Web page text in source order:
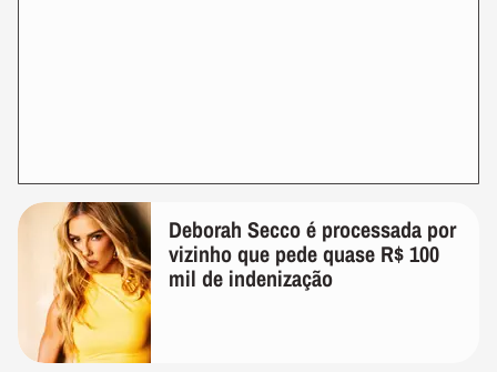
Deborah Secco é processada por
vizinho que pede quase R$ 100
mil de indenização